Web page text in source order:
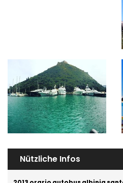
Nützliche Infos